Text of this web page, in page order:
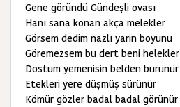
Gene göründü Gündeşli ovası
Hanı sana konan akça melekler
Görsem dedim nazlı yarin boyunu
Göremezsem bu dert beni helekler
Dostum yemenisin belden bürünür
Etekleri yere düşmüş sürünür
Kömür gözler badal badal görünür